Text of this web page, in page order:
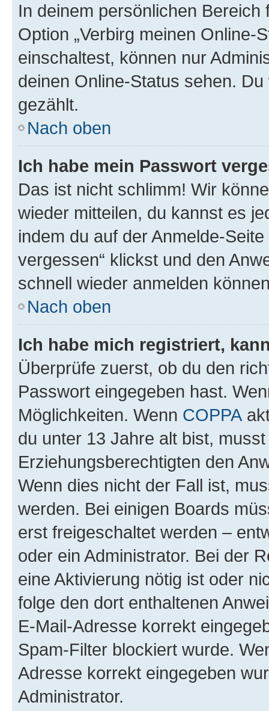
In deinem persönlichen
Option „Verbirg meinen Online-
einschaltest, können nur
deinen Online-Status sehen.
gezählt.
Nach oben
Ich habe mein Passwort
Das ist nicht schlimm! Wir
wieder mitteilen, du kannst es
indem du auf der Anmelde-
vergessen“ klickst und den
schnell wieder anmelden
Nach oben
Ich habe mich registriert,
Überprüfe zuerst, ob du den
Passwort eingegeben hast.
Möglichkeiten. Wenn COPPA
du unter 13 Jahre alt bist,
Erziehungsberechtigten den
Wenn dies nicht der Fall ist,
werden. Bei einigen Boards
erst freigeschaltet werden –
oder ein Administrator. Bei der
eine Aktivierung nötig ist oder
folge den dort enthaltenen
E-Mail-Adresse korrekt
Spam-Filter blockiert wurde.
Adresse korrekt eingegeben
Administrator.